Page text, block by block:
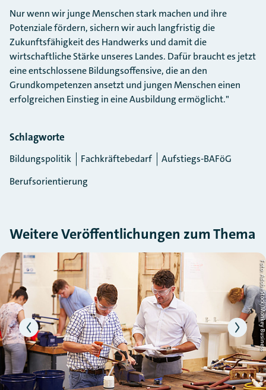
Nur wenn wir junge Menschen stark machen und ihre
Potenziale fördern, sichern wir auch langfristig die
Zukunftsfähigkeit des Handwerks und damit die
wirtschaftliche Stärke unseres Landes. Dafür braucht es jetzt
eine entschlossene Bildungsoffensive, die an den
Grundkompetenzen ansetzt und jungen Menschen einen
erfolgreichen Einstieg in eine Ausbildung ermöglicht."
Schlagworte
Bildungspolitik Fachkräftebedarf
Aufstiegs-BAFöG
Berufsorientierung
Weitere Veröffentlichungen zum Thema
Slider überspringen Foto: AdobeStock/Monkey Business